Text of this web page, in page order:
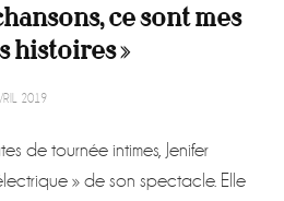
ce sont mes
histoires »
2019
de tournée intimes, Jenifer
» de son spectacle. Elle